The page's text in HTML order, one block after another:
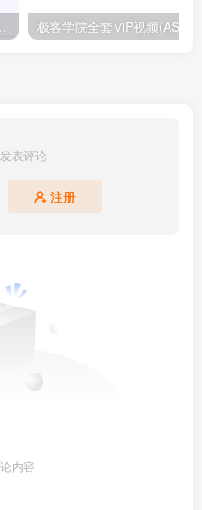
公众号文章 极客学院全套ⅥP视频(AS版)
表评论
注册
内容